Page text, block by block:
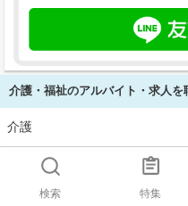
介護・福祉のアルバイト・求人を
介護
ケアマネジャー
検索 特集